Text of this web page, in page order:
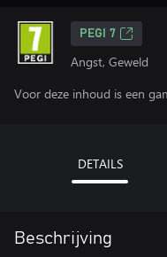
PEGI 7
Angst, Geweld
Voor deze inhoud is een
DETAILS
Beschrijving